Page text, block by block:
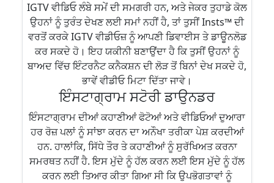
IGTV ਵੀਡਿਓ ਲੰਬੇ ਸਮੇਂ ਦੀ ਸਮਗਰੀ ਹਨ, ਅਤੇ ਜੇਕਰ ਤੁਹਾਡੇ ਕੋਲ
ਉਹਨਾਂ ਨੂੰ ਤੁਰੰਤ ਦੇਖਣ ਲਈ ਸਮਾਂ ਨਹੀਂ ਹੈ, ਤਾਂ ਤੁਸੀਂ Insts™ ਦੀ
ਵਰਤੋਂ ਕਰਕੇ IGTV ਵੀਡੀਓਜ਼ ਨੂੰ ਆਪਣੀ ਡਿਵਾਈਸ ਤੇ ਡਾਊਨਲੋਡ
ਕਰ ਸਕਦੇ ਹੋ। ਇਹ ਯਕੀਨੀ ਬਣਾਉਂਦਾ ਹੈ ਕਿ ਤੁਸੀਂ ਉਹਨਾਂ ਨੂੰ
ਬਾਅਦ ਵਿੱਚ ਇੰਟਰਨੈਟ ਕਨੈਕਸ਼ਨ ਦੀ ਲੋੜ ਤੋਂ ਬਿਨਾਂ ਦੇਖ ਸਕਦੇ ਹੋ,
ਭਾਵੇਂ ਵੀਡੀਓ ਮਿਟਾ ਦਿੱਤਾ ਜਾਵੇ।
ਇੰਸਟਾਗ੍ਰਾਮ ਸਟੋਰੀ ਡਾਉਨਡਰ
ਇੰਸਟਾਗ੍ਰਾਮ ਦੀਆਂ ਕਹਾਣੀਆਂ ਫੋਟੋਆਂ ਅਤੇ ਵੀਡਿਓਆਂ ਦੁਆਰਾ
ਹਰ ਰੋਜ਼ ਪਲਾਂ ਨੂੰ ਸਾਂਝਾ ਕਰਨ ਦਾ ਅਨੌਖਾ ਤਰੀਕਾ ਪੇਸ਼ ਕਰਦੀਆਂ
ਹਨ. ਹਾਲਾਂਕਿ, ਸਿੱਧੇ ਤੌਰ ਤੇ ਕਹਾਣੀਆਂ ਨੂੰ ਸੁਰੱਖਿਅਤ ਕਰਨਾ
ਸਮਰਥਤ ਨਹੀਂ ਹੈ. ਇਸ ਮੁੱਦੇ ਨੂੰ ਹੱਲ ਕਰਨ ਲਈ ਇਸ ਮੁੱਦੇ ਨੂੰ ਹੱਲ
ਕਰਨ ਲਈ ਤਿਆਰ ਕੀਤਾ ਗਿਆ ਸੀ ਕਿ ਉਪਭੋਗਤਾਵਾਂ ਨੂੰ